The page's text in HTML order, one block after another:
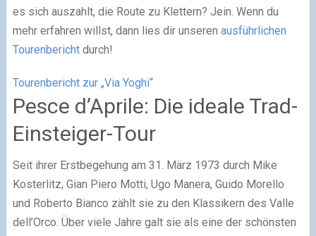
es sich auszahlt, die Route zu Klettern? Jein. Wenn du
mehr erfahren willst, dann lies dir unseren ausführlichen
Tourenberichtdurch!
Tourenbericht zur „Via Yoghi“
Pesce d’Aprile: Die ideale Trad-
Einsteiger-Tour
Seit ihrer Erstbegehung am 31. März 1973 durch Mike
Kosterlitz, Gian Piero Motti, Ugo Manera, Guido Morello
und Roberto Bianco zählt sie zu den Klassikern des Valle
dell’Orco. Über viele Jahre galt sie als eine der schönsten